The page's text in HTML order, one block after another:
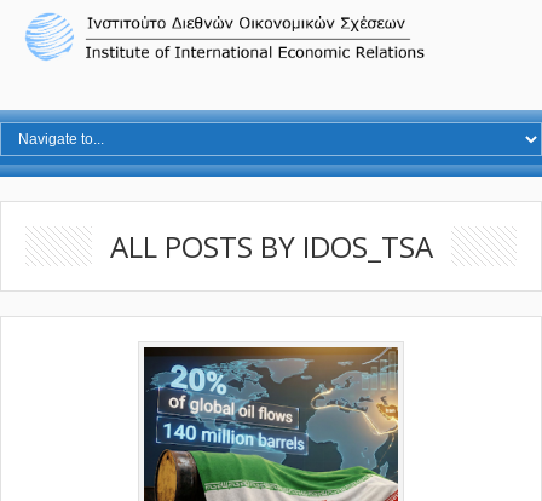
ALL POSTS BY IDOS_TSA